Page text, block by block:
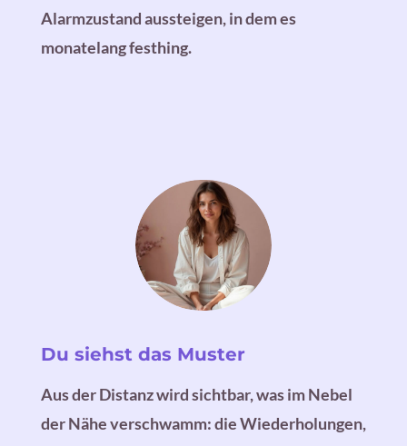
Alarmzustand aussteigen, in dem es
monatelang festhing.
Du siehst das Muster
Aus der Distanz wird sichtbar, was im Nebel
der Nähe verschwamm: die Wiederholungen,